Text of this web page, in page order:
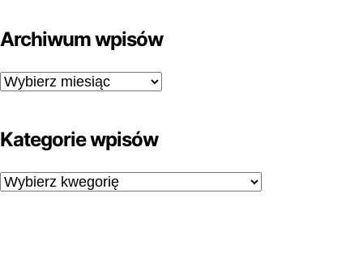
Archiwum wpisów
Kategorie wpisów